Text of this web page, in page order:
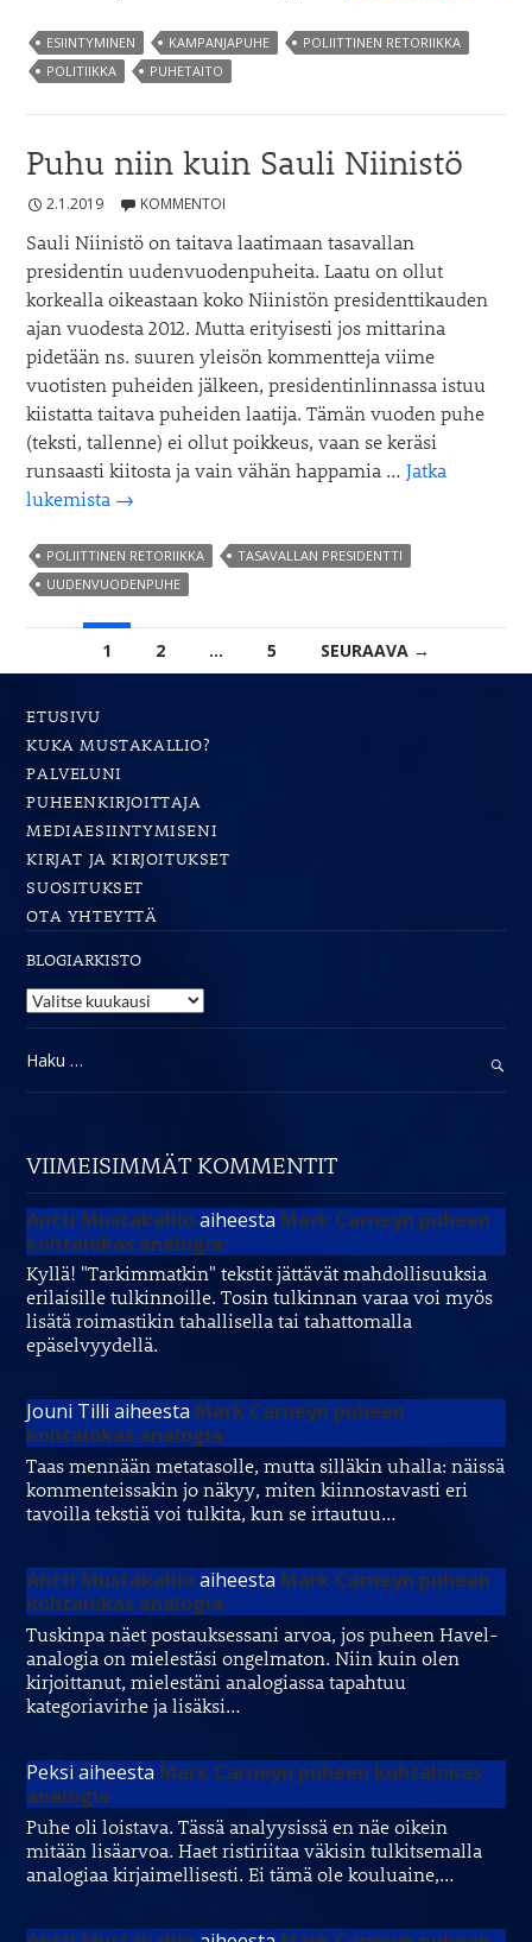
ESIINTYMINEN KAMPANJAPUHE
POLIITTINEN RETORIIKKA
POLITIIKKA
PUHETAITO
Puhu niin kuin Sauli Niinistö
2.1.2019 KOMMENTOI
Sauli Niinistö on taitava laatimaan tasavallan
presidentin uudenvuodenpuheita. Laatu on ollut
korkealla oikeastaan koko Niinistön presidenttikauden
ajan vuodesta 2012. Mutta erityisesti jos mittarina
pidetään ns. suuren yleisön kommentteja viime
vuotisten puheiden jälkeen, presidentinlinnassa istuu
kiistatta taitava puheiden laatija. Tämän vuoden puhe
(teksti, tallenne) ei ollut poikkeus, vaan se keräsi
runsaasti kiitosta ja vain vähän happamia …Jatka
lukemista Puhu
kuin
Sauli
→
POLIITTINEN RETORIIKKA
TASAVALLAN PRESIDENTTI
UUDENVUODENPUHE
Artikkelien
selaus
1 2 … 5 SEURAAVA →
ETUSIVU
KUKA MUSTAKALLIO?
PALVELUNI
PUHEENKIRJOITTAJA
MEDIAESIINTYMISENI
KIRJAT JA KIRJOITUKSET
SUOSITUKSET
OTA YHTEYTTÄ
BLOGIARKISTO
Blogiarkisto
Haku:
VIIMEISIMMÄT KOMMENTIT
Antti Mustakallioaiheesta Mark Carneyn puheen
kohtalokas analogia
Kyllä! "Tarkimmatkin" tekstit jättävät mahdollisuuksia
erilaisille tulkinnoille. Tosin tulkinnan varaa voi myös
lisätä roimastikin tahallisella tai tahattomalla
epäselvyydellä.
Jouni Tilli aiheesta Mark Carneyn puheen
kohtalokas analogia
Taas mennään metatasolle, mutta silläkin uhalla: näissä
kommenteissakin jo näkyy, miten kiinnostavasti eri
tavoilla tekstiä voi tulkita, kun se irtautuu…
Antti Mustakallioaiheesta Mark Carneyn puheen
kohtalokas analogia
Tuskinpa näet postauksessani arvoa, jos puheen Havel-
analogia on mielestäsi ongelmaton. Niin kuin olen
kirjoittanut, mielestäni analogiassa tapahtuu
kategoriavirhe ja lisäksi…
Peksi aiheesta Mark Carneyn puheen kohtalokas
analogia
Puhe oli loistava. Tässä analyysissä en näe oikein
mitään lisäarvoa. Haet ristiriitaa väkisin tulkitsemalla
analogiaa kirjaimellisesti. Ei tämä ole kouluaine,…